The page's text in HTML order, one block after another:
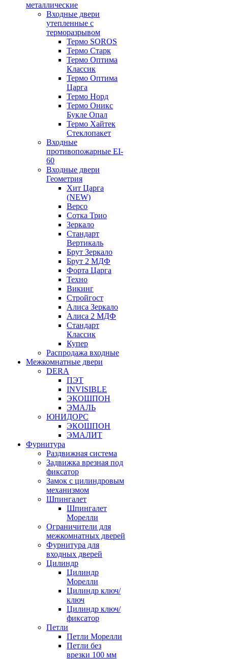
металлические
Входные двери
утепленные с
терморазрывом
Термо SOROS
Термо Старк
Термо Оптима
Классик
Термо Оптима
Царга
Термо Норд
Термо Оникс
Букле Опал
Термо Хайтек
Стеклопакет
Входные
противопожарные EI-
60
Входные двери
Геометрия
Хит Царга
(NEW)
Версо
Сотка Трио
Зеркало
Стандарт
Вертикаль
Брут Зеркало
Брут 2 МДФ
Форта Царга
Техно
Викинг
Стройгост
Алиса Зеркало
Алиса 2 МДФ
Стандарт
Классик
Купер
Распродажа входные
Межкомнатные двери
DERA
ПЭТ
INVISIBLE
ЭКОШПОН
ЭМАЛЬ
ЮНИДОРС
ЭКОШПОН
ЭМАЛИТ
Фурнитура
Раздвижная система
Задвижка врезная под
фиксатор
Замок с цилиндровым
механизмом
Шпингалет
Шпингалет
Морелли
Ограничители для
межкомнатных дверей
Фурнитура для
входных дверей
Цилиндр
Цилиндр
Морелли
Цилиндр ключ/
ключ
Цилиндр ключ/
фиксатор
Петли
Петли Морелли
Петли без
врезки 100 мм